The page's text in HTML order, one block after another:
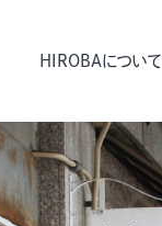
HIROBAについて